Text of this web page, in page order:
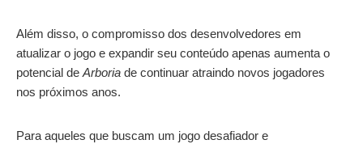
Além disso, o compromisso dos desenvolvedores em
atualizar o jogo e expandir seu conteúdo apenas aumenta o
potencial de Arboria de continuar atraindo novos jogadores
nos próximos anos.
Para aqueles que buscam um jogo desafiador e